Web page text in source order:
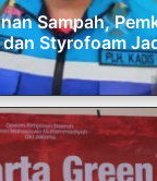
Sampah,
Styrofoam